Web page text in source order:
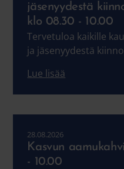
jäsenyydestä
klo 08.30 - 10.00
Tervetuloa kaikille
ja jäsenyydestä
Lue lisää
Kasvun
- 10.00
28.08.2026